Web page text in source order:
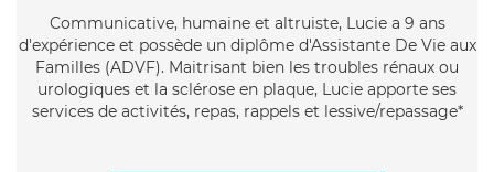
Communicative, humaine et altruiste, Lucie a 9 ans
d'expérience et possède un diplôme d'Assistante De Vie aux
Familles (ADVF). Maitrisant bien les troubles rénaux ou
urologiques et la sclérose en plaque, Lucie apporte ses
services de activités, repas, rappels et lessive/repassage*